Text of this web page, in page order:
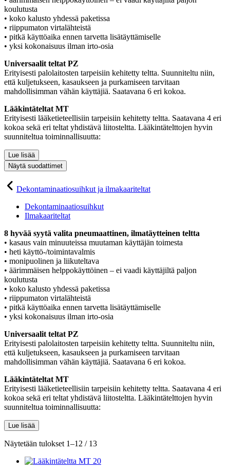
koulutusta
• koko kalusto yhdessä paketissa
• riippumaton virtalähteistä
• pitkä käyttöaika ennen tarvetta lisätäyttämiselle
• yksi kokonaisuus ilman irto-osia
Universaalit teltat PZ
Erityisesti palolaitosten tarpeisiin kehitetty teltta. Suunniteltu niin,
että kuljetukseen, kasaukseen ja purkamiseen tarvitaan
mahdollisimman vähän käyttäjiä. Saatavana 6 eri kokoa.
Lääkintäteltat MT
Erityisesti lääketieteellisiin tarpeisiin kehitetty teltta. Saatavana 4 eri
kokoa sekä eri teltat yhdistävä liitosteltta. Lääkintätelttojen hyvin
suunniteltua toiminnallisuutta:
Lue lisää
Näytä suodattimet
Dekontaminaatiosuihkut ja ilmakaariteltat
Dekontaminaatiosuihkut
Ilmakaariteltat
8 hyvää syytä valita pneumaattinen, ilmatäytteinen teltta
• kasaus vain minuuteissa muutaman käyttäjän toimesta
• heti käyttö-/toimintavalmis
• monipuolinen ja liikuteltava
• äärimmäisen helppokäyttöinen – ei vaadi käyttäjiltä paljon
koulutusta
• koko kalusto yhdessä paketissa
• riippumaton virtalähteistä
• pitkä käyttöaika ennen tarvetta lisätäyttämiselle
• yksi kokonaisuus ilman irto-osia
Universaalit teltat PZ
Erityisesti palolaitosten tarpeisiin kehitetty teltta. Suunniteltu niin,
että kuljetukseen, kasaukseen ja purkamiseen tarvitaan
mahdollisimman vähän käyttäjiä. Saatavana 6 eri kokoa.
Lääkintäteltat MT
Erityisesti lääketieteellisiin tarpeisiin kehitetty teltta. Saatavana 4 eri
kokoa sekä eri teltat yhdistävä liitosteltta. Lääkintätelttojen hyvin
suunniteltua toiminnallisuutta:
Lue lisää
Näytetään tulokset 1–12 / 13